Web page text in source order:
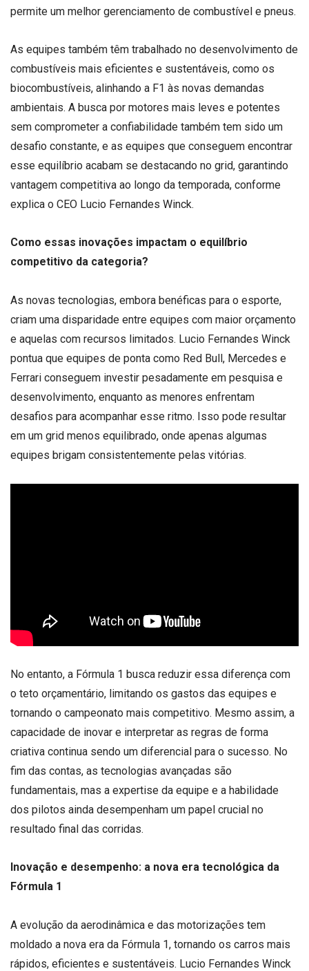
permite um melhor gerenciamento de combustível e pneus.
As equipes também têm trabalhado no desenvolvimento de
combustíveis mais eficientes e sustentáveis, como os
biocombustíveis, alinhando a F1 às novas demandas
ambientais. A busca por motores mais leves e potentes
sem comprometer a confiabilidade também tem sido um
desafio constante, e as equipes que conseguem encontrar
esse equilíbrio acabam se destacando no grid, garantindo
vantagem competitiva ao longo da temporada, conforme
explica o CEO Lucio Fernandes Winck.
Como essas inovações impactam o equilíbrio
competitivo da categoria?
As novas tecnologias, embora benéficas para o esporte,
criam uma disparidade entre equipes com maior orçamento
e aquelas com recursos limitados. Lucio Fernandes Winck
pontua que equipes de ponta como Red Bull, Mercedes e
Ferrari conseguem investir pesadamente em pesquisa e
desenvolvimento, enquanto as menores enfrentam
desafios para acompanhar esse ritmo. Isso pode resultar
em um grid menos equilibrado, onde apenas algumas
equipes brigam consistentemente pelas vitórias.
No entanto, a Fórmula 1 busca reduzir essa diferença com
o teto orçamentário, limitando os gastos das equipes e
tornando o campeonato mais competitivo. Mesmo assim, a
capacidade de inovar e interpretar as regras de forma
criativa continua sendo um diferencial para o sucesso. No
fim das contas, as tecnologias avançadas são
fundamentais, mas a expertise da equipe e a habilidade
dos pilotos ainda desempenham um papel crucial no
resultado final das corridas.
Inovação e desempenho: a nova era tecnológica da
Fórmula 1
A evolução da aerodinâmica e das motorizações tem
moldado a nova era da Fórmula 1, tornando os carros mais
rápidos, eficientes e sustentáveis. Lucio Fernandes Winck